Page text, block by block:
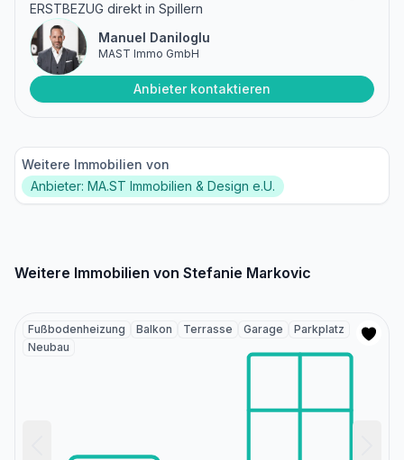
ERSTBEZUG direkt in Spillern
Manuel Daniloglu
MAST Immo GmbH
Anbieter kontaktieren
Weitere Immobilien von
Anbieter: MA.ST Immobilien & Design e.U.
Weitere Immobilien von Stefanie Markovic
Fußbodenheizung Balkon Terrasse Garage
Parkplatz
Neubau